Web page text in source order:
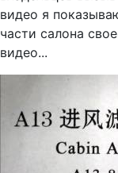
видео я
части салона
видео...